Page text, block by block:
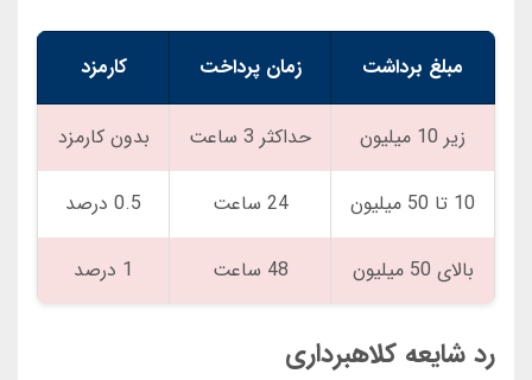
مبلغ برداشت زمان پرداخت کارمزد
زیر 10 میلیون حداکثر 3 ساعت بدون کارمزد
10 تا 50 میلیون 24 ساعت 0.5 درصد
بالای 50 میلیون 48 ساعت 1 درصد
رد شایعه کلاهبرداری